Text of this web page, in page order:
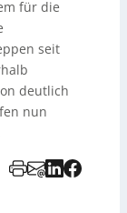
für die
seit
deutlich
nun